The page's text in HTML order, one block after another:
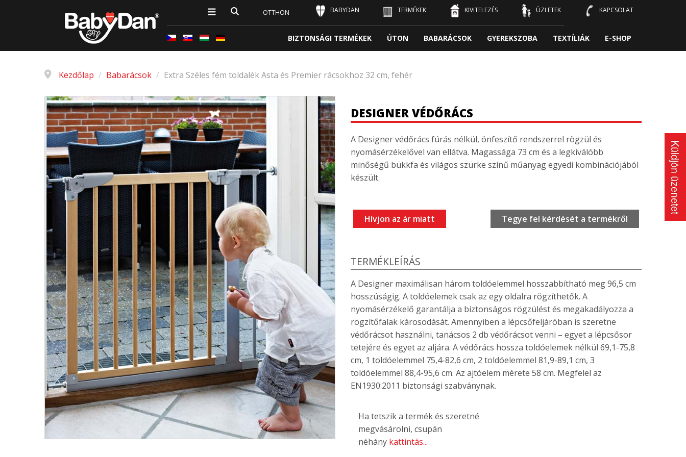
OTTHON BABYDAN TERMÉKEK KIVITELEZÉS ÜZLETEK KAPCSOLAT
BIZTONSÁGI TERMÉKEK ÚTON BABARÁCSOK GYEREKSZOBA TEXTÍLIÁK E-SHOP
Kezdőlap / Babarácsok / Extra Széles fém toldalék Asta és Premier rácsokhoz 32 cm, fehér
DESIGNER VÉDŐRÁCS
A Designer védőrács fúrás nélkül, önfeszítő rendszerrel rögzül és
nyomásérzékelővel van ellátva. Magassága 73 cm és a legkiválóbb
minőségű bükkfa és világos szürke színű műanyag egyedi kombinációjából
készült.
Hívjon az ár miatt Tegye fel kérdését a termékről
TERMÉKLEÍRÁS
A Designer maximálisan három toldóelemmel hosszabbítható meg 96,5 cm
hosszúságig. A toldóelemek csak az egy oldalra rögzíthetők. A
nyomásérzékelő garantálja a biztonságos rögzülést és megakadályozza a
rögzítőfalak károsodását. Amennyiben a lépcsőfeljáróban is szeretne
védőrácsot használni, tanácsos 2 db védőrácsot venni – egyet a lépcsősor
tetejére és egyet az aljára. A védőrács hossza toldóelemek nélkül 69,1-75,8
cm, 1 toldóelemmel 75,4-82,6 cm, 2 toldóelemmel 81,9-89,1 cm, 3
toldóelemmel 88,4-95,6 cm. Az ajtóelem mérete 58 cm. Megfelel az
EN1930:2011 biztonsági szabványnak.
Ha tetszik a termék és szeretné
megvásárolni, csupán
néhány kattintás...
Küldjön üzenetet